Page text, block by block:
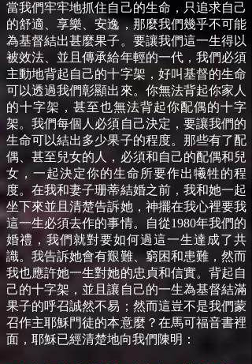
當我們牢牢地抓住自己的生命，只追求自己
的舒適、享樂、安逸，那麼我們幾乎不可能
為基督結出甚麼果子。要讓我們這一生得以
被效法、並且傳承給年輕的一代，我們必須
主動地背起自己的十字架，好叫基督的生命
可以透過我們彰顯出來。你無法背起你家人
的十字架，甚至也無法背起你配偶的十字
架。我們每個人必須自己決定，要讓我們的
生命可以結出多少果子的程度。那些有了配
偶、甚至兒女的人，必須和自己的配偶和兒
女，一起決定你的生命所要作出犧牲的程
度。在我和妻子珊蒂結婚之前，我和她一起
坐下來並且清楚告訴她，神擺在我心裡要我
這一生必須去作的事情。自從1980年我們的
婚禮，我們就對要如何過這一生達成了共
識。我告訴她會有艱難、窮困和患難，然而
我也應許她一生對她的忠貞和信實。背起自
己的十字架，並且讓自己的一生為基督結滿
果子的呼召誠然不易；然而這豈不是我們蒙
召作主耶穌門徒的本意麼？在馬可福音書裡
面，耶穌已經清楚地向我們陳明：